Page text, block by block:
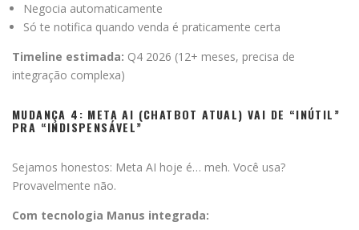
Negocia automaticamente
Só te notifica quando venda é praticamente certa
Timeline estimada: Q4 2026 (12+ meses, precisa de
integração complexa)
MUDANÇA 4: META AI (CHATBOT ATUAL) VAI DE “INÚTIL”
PRA “INDISPENSÁVEL”
Sejamos honestos: Meta AI hoje é… meh. Você usa?
Provavelmente não.
Com tecnologia Manus integrada: